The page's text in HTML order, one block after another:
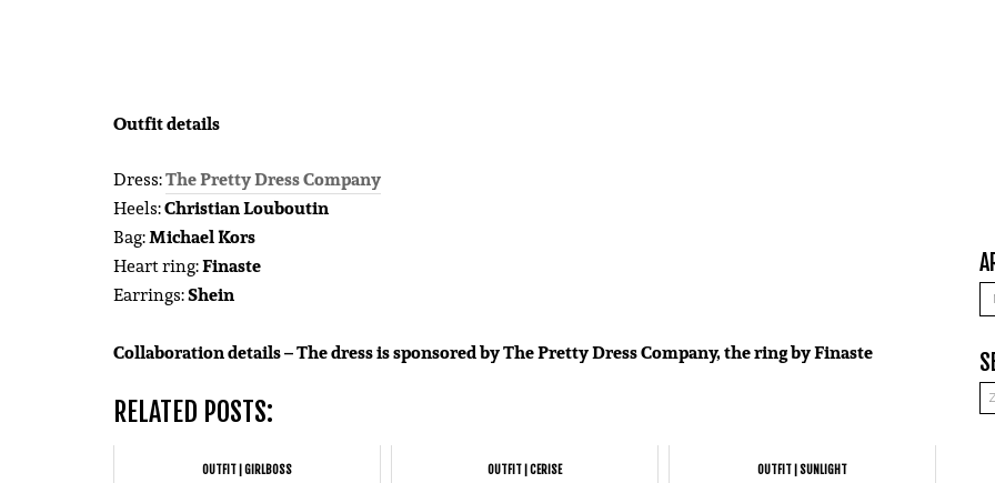
Outfit details
Dress:The Pretty Dress Company
Heels:Christian Louboutin
Bag:Michael Kors
Heart ring:Finaste
Earrings:Shein
Collaboration details – The dress is sponsored by The Pretty Dress Company, the ring by Finaste
RELATED POSTS:
OUTFIT | GIRLBOSS OUTFIT | CERISE OUTFIT | SUNLIGHT